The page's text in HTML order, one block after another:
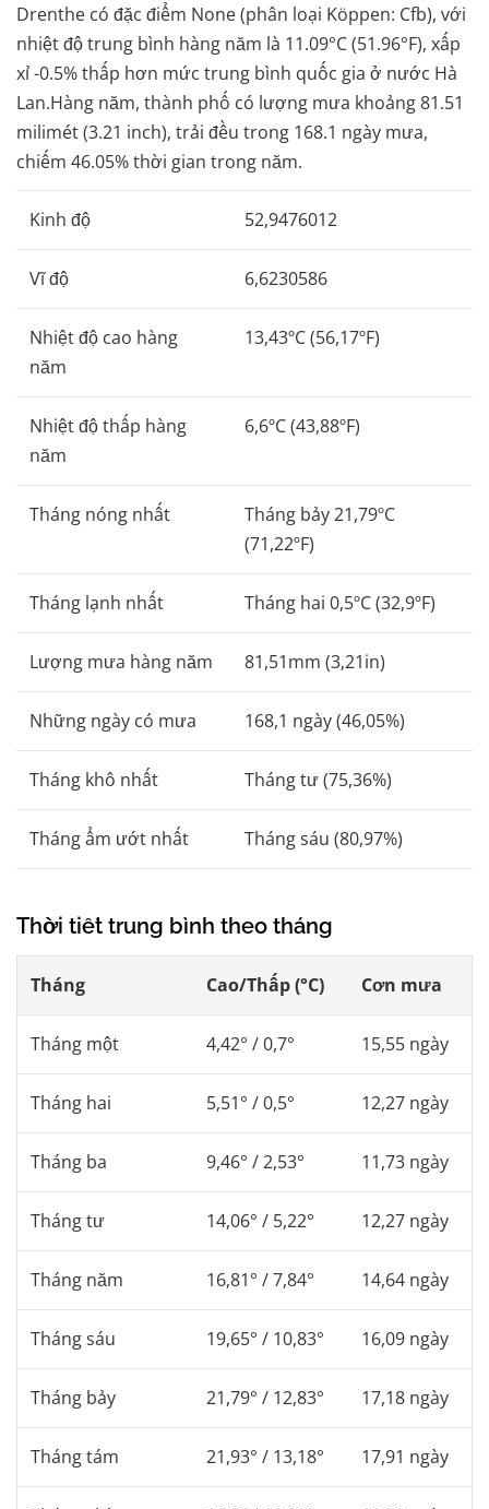
Drenthe có đặc điểm None (phân loại Köppen: Cfb), với
nhiệt độ trung bình hàng năm là 11.09°C (51.96°F), xấp
xỉ -0.5% thấp hơn mức trung bình quốc gia ở nước Hà
Lan.Hàng năm, thành phố có lượng mưa khoảng 81.51
milimét (3.21 inch), trải đều trong 168.1 ngày mưa,
chiếm 46.05% thời gian trong năm.
Kinh độ 52,9476012
Vĩ độ 6,6230586
Nhiệt độ cao hàng
năm
13,43ºC (56,17ºF)
Nhiệt độ thấp hàng
năm
6,6ºC (43,88ºF)
Tháng nóng nhất
Tháng bảy 21,79ºC
(71,22ºF)
Tháng lạnh nhất Tháng hai 0,5ºC (32,9ºF)
Lượng mưa hàng năm 81,51mm (3,21in)
Những ngày có mưa 168,1 ngày (46,05%)
Tháng khô nhất Tháng tư (75,36%)
Tháng ẩm ướt nhất Tháng sáu (80,97%)
Thời tiết trung bình theo tháng
Tháng Cao/Thấp (°C) Cơn mưa
Tháng một 4,42° / 0,7° 15,55 ngày
Tháng hai 5,51° / 0,5° 12,27 ngày
Tháng ba 9,46° / 2,53° 11,73 ngày
Tháng tư 14,06° / 5,22° 12,27 ngày
Tháng năm 16,81° / 7,84° 14,64 ngày
Tháng sáu 19,65° / 10,83° 16,09 ngày
Tháng bảy 21,79° / 12,83° 17,18 ngày
Tháng tám 21,93° / 13,18° 17,91 ngày